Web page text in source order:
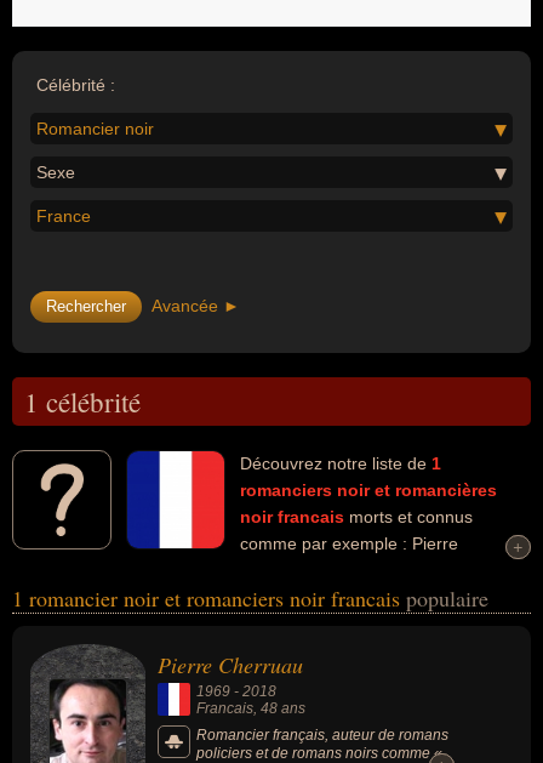
Célébrité :
Romancier noir
Sexe
France
Avancée ►
1 célébrité
Découvrez notre liste de 1
romanciers noir et romancières
noir francais morts et connus
comme par exemple : Pierre
les domaines du journalisme. Ces célébrités peuvent également
policier.
+
+
1 romancier noir et romanciers noir francais populaire
Pierre Cherruau
1969 - 2018
Francais, 48 ans
Romancier français, auteur de romans
policiers et de romans noirs comme «